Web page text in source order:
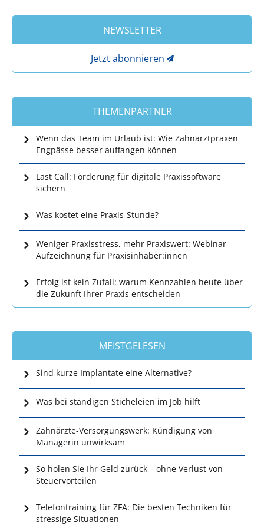
NEWSLETTER
Jetzt abonnieren
THEMENPARTNER
Wenn das Team im Urlaub ist: Wie Zahnarztpraxen
Engpässe besser auffangen können
Last Call: Förderung für digitale Praxissoftware
sichern
Was kostet eine Praxis-Stunde?
Weniger Praxisstress, mehr Praxiswert: Webinar-
Aufzeichnung für Praxisinhaber:innen
Erfolg ist kein Zufall: warum Kennzahlen heute über
die Zukunft Ihrer Praxis entscheiden
MEISTGELESEN
Sind kurze Implantate eine Alternative?
Was bei ständigen Sticheleien im Job hilft
Zahnärzte-Versorgungswerk: Kündigung von
Managerin unwirksam
So holen Sie Ihr Geld zurück – ohne Verlust von
Steuervorteilen
Telefontraining für ZFA: Die besten Techniken für
stressige Situationen